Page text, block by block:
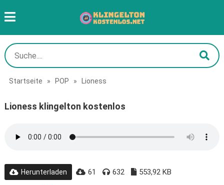
Startseite » POP » Lioness
Lioness klingelton kostenlos
Herunterladen 61 632 553,92 KB